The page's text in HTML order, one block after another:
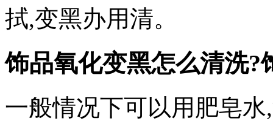
拭,变黑办用清。
饰品氧化变黑怎么清洗?
一般情况下可以用肥皂